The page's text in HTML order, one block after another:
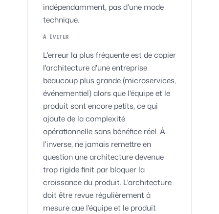
indépendamment, pas d'une mode
technique.
À ÉVITER
L'erreur la plus fréquente est de copier
l'architecture d'une entreprise
beaucoup plus grande (microservices,
événementiel) alors que l'équipe et le
produit sont encore petits, ce qui
ajoute de la complexité
opérationnelle sans bénéfice réel. À
l'inverse, ne jamais remettre en
question une architecture devenue
trop rigide finit par bloquer la
croissance du produit. L'architecture
doit être revue régulièrement à
mesure que l'équipe et le produit